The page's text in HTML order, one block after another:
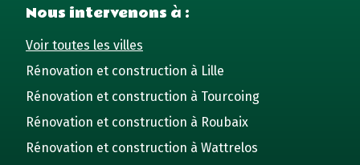
Nous intervenons à :
Voir toutes les villes
Rénovation et construction à Lille
Rénovation et construction à Tourcoing
Rénovation et construction à Roubaix
Rénovation et construction à Wattrelos